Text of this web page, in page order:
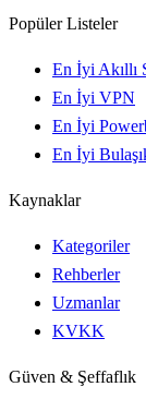
Popüler Listeler
En İyi Akıllı
En İyi VPN
En İyi
En İyi
Kaynaklar
Kategoriler
Rehberler
Uzmanlar
KVKK
Güven & Şeffaflık